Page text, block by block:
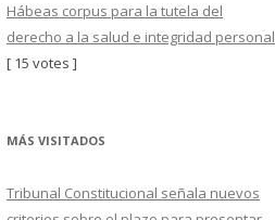
Hábeas corpus para la tutela del
derecho a la salud e integridad personal
[ 15 votes ]
MÁS VISITADOS
Tribunal Constitucional señala nuevos